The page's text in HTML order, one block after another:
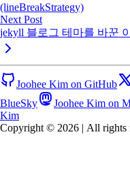
(lineBreakStrategy)
Next Post
jekyll 블로그 테마를 바꾼
Joohee Kim on GitHub
BlueSky
Joohee Kim on
Kim
Copyright © 2026 | All rights